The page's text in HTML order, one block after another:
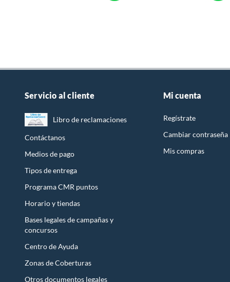
Servicio al cliente
Libro de reclamaciones
Contáctanos
Medios de pago
Tipos de entrega
Programa CMR puntos
Horario y tiendas
Bases legales de campañas y
concursos
Centro de Ayuda
Zonas de Coberturas
Otros documentos legales
Mi cuenta
Regístrate
Cambiar contraseña
Mis compras